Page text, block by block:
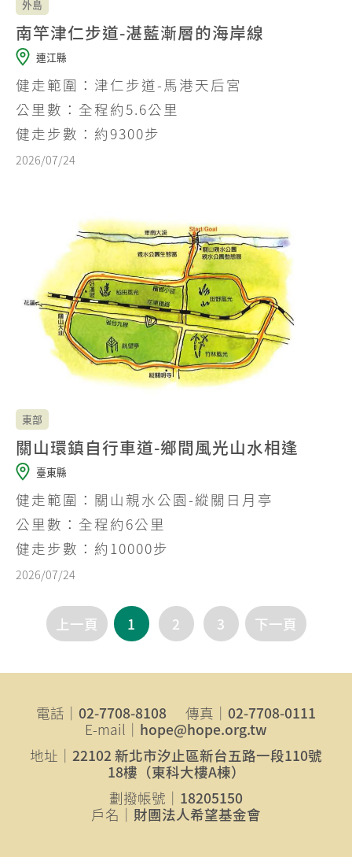
外島
南竿津仁步道-湛藍漸層的海岸線
連江縣
健走範圍：津仁步道-馬港天后宮
公里數：全程約5.6公里
健走步數：約9300步
2026/07/24
東部
關山環鎮自行車道-鄉間風光山水相逢
臺東縣
健走範圍：關山親水公園-縱關日月亭
公里數：全程約6公里
健走步數：約10000步
2026/07/24
上一頁 1 2 3 下一頁
電話｜ 02-7708-8108 傳真｜ 02-7708-0111
E-mail｜ hope@hope.org.tw
地址｜ 22102 新北市汐止區新台五路一段110號
18樓（東科大樓A棟）
劃撥帳號｜ 18205150
戶名｜ 財團法人希望基金會